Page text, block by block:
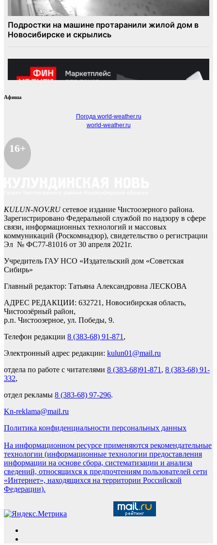
Афиша
Погода world-weather.ru
world-weather.ru
16+
KULUN-NOV.RUсетевое издание Чистоозерного района.
Зарегистрировано Федеральной службой по надзору в сфере
связи, информационных технологий и массовых
коммуникаций (Роскомнадзор), свидетельство о регистрации
Эл № ФС77-81016 от 30 апреля 2021г.
Учредитель ГАУ НСО «Издательский дом «Советская
Сибирь»
Главный редактор: Татьяна Александровна ЛЕСКОВА
АДРЕС РЕДАКЦИИ: 632721, Новосибирская область,
Чистоозёрный район,
р.п. Чистоозерное, ул. Победы, 9.
Телефон редакции 8 (383-68) 91-871 ,
Электронный адрес редакции: kulun01@mail.ru
отдела по работе с читателями 8 (383-68)91-871 , 8 (383-68) 91-
332,
отдел рекламы 8 (383-68) 97-296.
Kn-reklama@mail.ru
Политика конфиденциальности персональных данных
На информационном ресурсе применяются рекомендательные
технологии (информационные технологии предоставления
информации на основе сбора, систематизации и анализа
сведений, относящихся к предпочтениям пользователей сети
«Интернет», находящихся на территории Российской
Федерации).